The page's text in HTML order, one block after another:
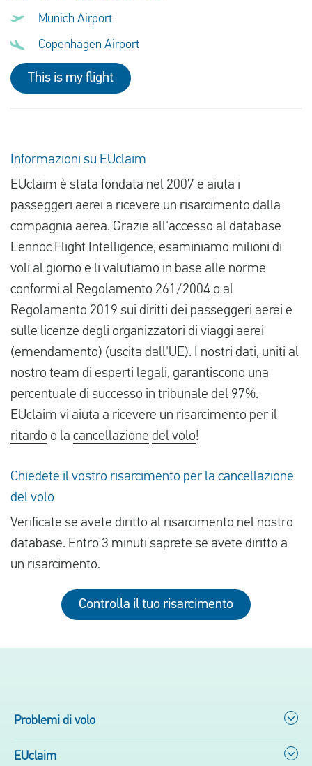
Munich Airport
Copenhagen Airport
This is my flight
Informazioni su EUclaim
EUclaim è stata fondata nel 2007 e aiuta i
passeggeri aerei a ricevere un risarcimento dalla
compagnia aerea. Grazie all'accesso al database
Lennoc Flight Intelligence, esaminiamo milioni di
voli al giorno e li valutiamo in base alle norme
conformi al Regolamento 261/2004 o al
Regolamento 2019 sui diritti dei passeggeri aerei e
sulle licenze degli organizzatori di viaggi aerei
(emendamento) (uscita dall'UE). I nostri dati, uniti al
nostro team di esperti legali, garantiscono una
percentuale di successo in tribunale del 97%.
EUclaim vi aiuta a ricevere un risarcimento per il
ritardo o la cancellazione del volo!
Chiedete il vostro risarcimento per la cancellazione
del volo
Verificate se avete diritto al risarcimento nel nostro
database. Entro 3 minuti saprete se avete diritto a
un risarcimento.
Controlla il tuo risarcimento
Problemi di volo
EUclaim